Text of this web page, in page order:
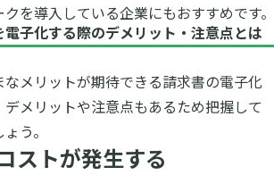
クを導入している企業にもおすすめです。
電子化する際のデメリット・注意点とは
なメリットが期待できる請求書の電子化
デメリットや注意点もあるため把握して
う。
ストが発生する